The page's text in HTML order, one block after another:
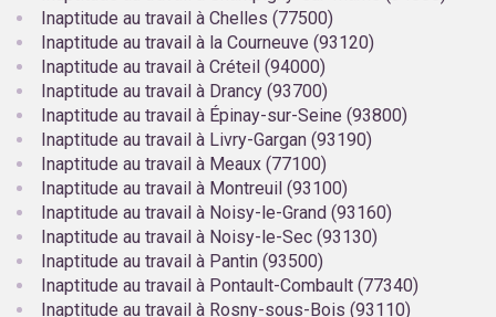
Inaptitude au travail à Chelles (77500)
Inaptitude au travail à la Courneuve (93120)
Inaptitude au travail à Créteil (94000)
Inaptitude au travail à Drancy (93700)
Inaptitude au travail à Épinay-sur-Seine (93800)
Inaptitude au travail à Livry-Gargan (93190)
Inaptitude au travail à Meaux (77100)
Inaptitude au travail à Montreuil (93100)
Inaptitude au travail à Noisy-le-Grand (93160)
Inaptitude au travail à Noisy-le-Sec (93130)
Inaptitude au travail à Pantin (93500)
Inaptitude au travail à Pontault-Combault (77340)
Inaptitude au travail à Rosny-sous-Bois (93110)